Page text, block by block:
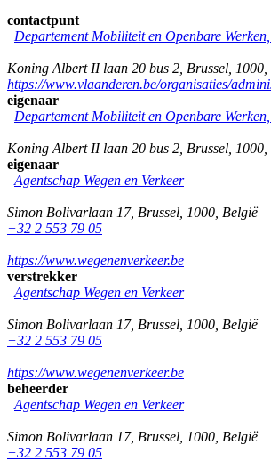
contactpunt
Departement Mobiliteit en Openbare
Koning Albert II laan 20 bus 2 Brussel 1000
https://www.vlaanderen.be/organisaties/
eigenaar
Departement Mobiliteit en Openbare
Koning Albert II laan 20 bus 2 Brussel 1000
eigenaar
Agentschap Wegen en Verkeer
Simon Bolivarlaan 17, Brussel 1000 België
+32 2 553 79 05
https://www.wegenenverkeer.be
verstrekker
Agentschap Wegen en Verkeer
Simon Bolivarlaan 17, Brussel 1000 België
+32 2 553 79 05
https://www.wegenenverkeer.be
beheerder
Agentschap Wegen en Verkeer
Simon Bolivarlaan 17, Brussel 1000 België
+32 2 553 79 05